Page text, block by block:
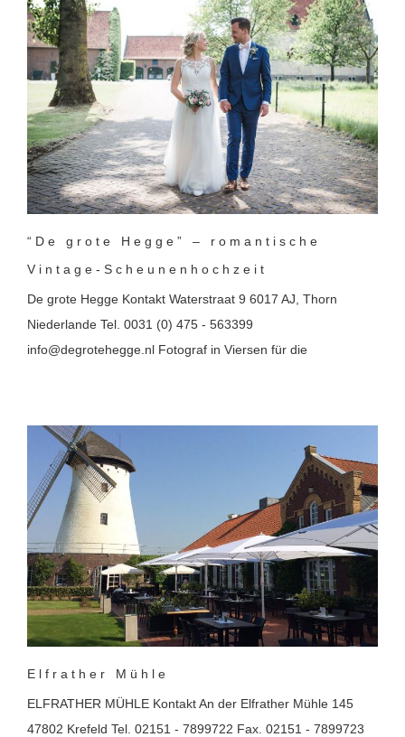
“De grote Hegge” – romantische
Vintage-Scheunenhochzeit
De grote Hegge Kontakt Waterstraat 9 6017 AJ, Thorn
Niederlande Tel. 0031 (0) 475 - 563399
info@degrotehegge.nl Fotograf in Viersen für die
Elfrather Mühle
ELFRATHER MÜHLE Kontakt An der Elfrather Mühle 145
47802 Krefeld Tel. 02151 - 7899722 Fax. 02151 - 7899723